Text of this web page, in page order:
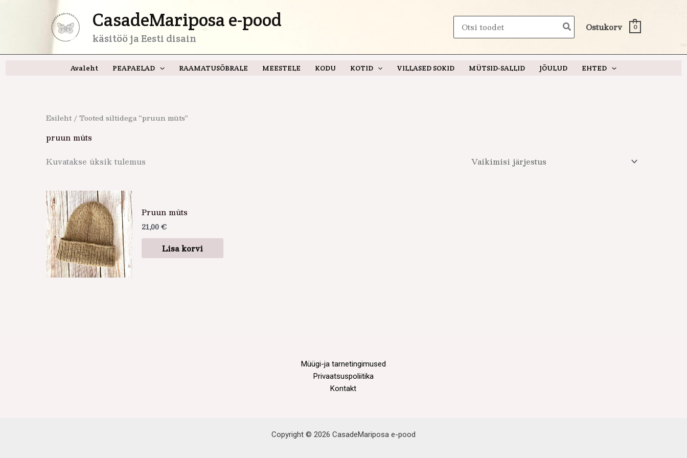
CasadeMariposa e-pood
käsitöö ja Eesti disain
Search
for:
Ostukorv 0
Avaleht PEAPAELAD RAAMATUSÕBRALE MEESTELE KODU KOTID VILLASED SOKID MÜTSID-SALLID JÕULUD EHTED
Esileht / Tooted siltidega “pruun müts”
pruun müts
Kuvatakse üksik tulemus
Pruun müts
21,00€
Lisa korvi
Müügi-ja tarnetingimused
Privaatsuspoliitika
Kontakt
Copyright © 2026 CasadeMariposa e-pood